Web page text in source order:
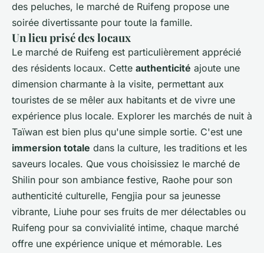
des peluches, le marché de Ruifeng propose une
soirée divertissante pour toute la famille.
Un lieu prisé des locaux
Le marché de Ruifeng est particulièrement apprécié
des résidents locaux. Cette authenticité ajoute une
dimension charmante à la visite, permettant aux
touristes de se mêler aux habitants et de vivre une
expérience plus locale. Explorer les marchés de nuit à
Taïwan est bien plus qu'une simple sortie. C'est une
immersion totale dans la culture, les traditions et les
saveurs locales. Que vous choisissiez le marché de
Shilin pour son ambiance festive, Raohe pour son
authenticité culturelle, Fengjia pour sa jeunesse
vibrante, Liuhe pour ses fruits de mer délectables ou
Ruifeng pour sa convivialité intime, chaque marché
offre une expérience unique et mémorable. Les